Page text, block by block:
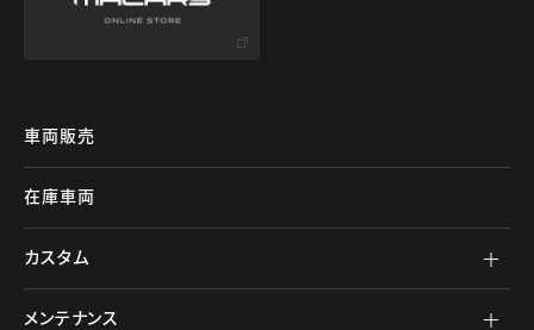
車両販売
在庫車両
カスタム
メンテナンス